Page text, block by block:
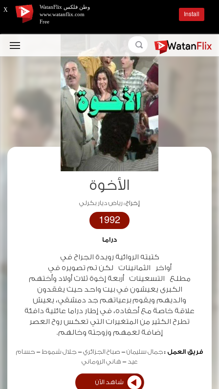
الأخوة
إخراج :رياض ديار بكرلي
1992
دراما
كتبته الروائية رويدة الجراح في
أواخر الثمانينات لكن تم تصويره في
مطلع التسعينات أربعة إخوة ثلاث أولاد وأختهم
الكبرى يعيشون في بيت واحد حيث يفقدون
والديهم ويقوم برعياتهم جد دمشقي، يعيش
علاقة خاصة مع أحفاده، في إطار دراما عائلية دافئة
تطرح الكثير من المتغيرات التي تعكس روح العصر
إضافة لعمهم وزوجته وخالهم.
فريق العمل :جمال سليمان صباح الجزائري جلال شموط
حسام
عيد
هاني الروماني
شاهد الآن
X
وطن فلكس WatanFlix
www.watanflix.com
Free
Install